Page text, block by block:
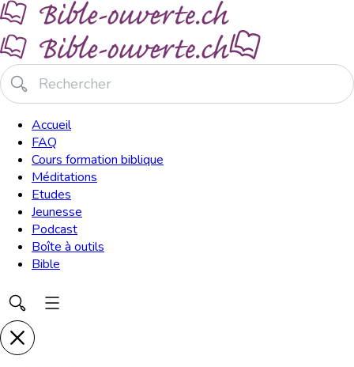
Accueil
FAQ
Cours formation biblique
Méditations
Etudes
Jeunesse
Podcast
Boîte à outils
Bible